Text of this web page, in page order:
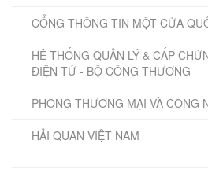
CỔNG THÔNG TIN MỘT CỬA
HỆ THỐNG QUẢN LÝ & CẤP
ĐIỆN TỬ - BỘ CÔNG THƯƠNG
PHÒNG THƯƠNG MẠI VÀ CÔNG
HẢI QUAN VIỆT NAM